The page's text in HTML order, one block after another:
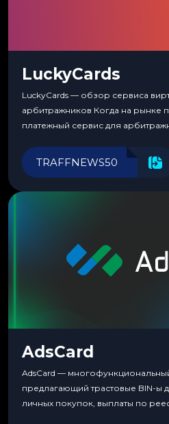
LuckyCards
LuckyCards — обзор сервиса
арбитражников Когда на рынке
платежный сервис для
перестаешь воспринимать
пока тот не докажет обратное
TRAFFNEWS50
AdsCard
AdsCard —
предлагающий трастовые BIN-ы
личных покупок, выплаты по